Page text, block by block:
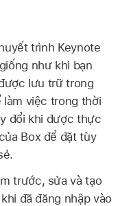
trình Keynote
như khi bạn
lưu trữ trong
làm việc trong thời
đổi khi được thực
Box để đặt tùy
trước, sửa và tạo
đã đăng nhập vào